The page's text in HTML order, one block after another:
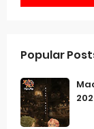
Popular